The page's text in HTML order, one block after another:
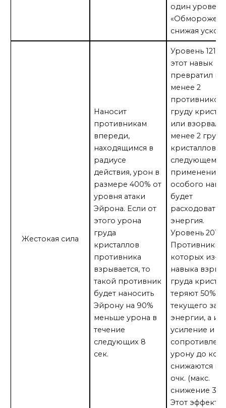
один уровень
снижая
Жестокая сила
Наносит
противникам
впереди,
находящимся в
радиусе
действия, урон в
размере 400% от
уровня атаки
Эйрона. Если от
этого урона
груда
кристаллов
противника
взрывается, то
такой противник
будет наносить
Эйрону на 90%
меньше урона в
течение
следующих 8
сек.
Уровень 121:
этот навык
превратил не
менее 2
противников
груду
или взорвал
менее 2 груд
кристаллов,
следующем
применении
особого
будет
энергия.
Уровень 201:
Противники,
которых из-
навыка
груда
теряют 50%
текущего
энергии, а их
усиление и
урону до
снижаются на
очк. (макс.
снижение 30
Этот эффект